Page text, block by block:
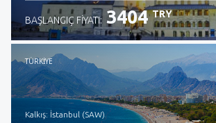
İncele
BAŞLANGIÇ FIYATI: 3404 TRY
TÜRKIYE
Kalkış: İstanbul (SAW)